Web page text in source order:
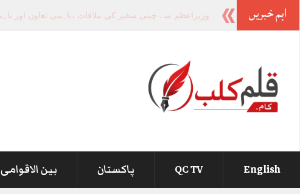
اہم خبریں
English
QC TV پاکستان بین الاقوامی